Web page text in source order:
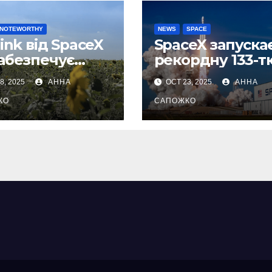
NOTEWORTHY
від SpaceX
для
2025 АННА
NEWS SPACE
SpaceX
рекордну 133-
місію Falcon 9
цього року
OCT 23, 2025 АННА
САПОЖКО